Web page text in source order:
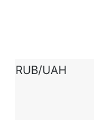
RUB/UAH